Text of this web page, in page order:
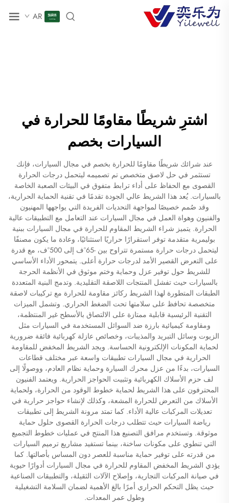
AR
اشترِ شريطًا مقاومًا للحرارة في
السيارات بخصم
عند شرائك شريطًا مقاومًا للحرارة بخصم في مجال السيارات، فإنك
تستثمر في حل لاصق متخصص تم تصميمه ليتحمل درجات الحرارة
القصوى مع الحفاظ على أداء ترابط متفوق في البيئات الصعبة الخاصة
بالسيارات. يُعد هذا الشريط عالي الجودة تقدمًا في تقنية الحماية الحرارية،
وقد صُمم خصيصًا لمواجهة التحديات الفريدة التي يواجهها المهنيون
والفنيون وهواة العمل في مجال السيارات عند التعامل مع التطبيقات عالية
الحرارة. يتميز شراء الشريط المقاوم للحرارة في مجال السيارات ببنية
بوليمرية متقدمة توفر استقرارًا حراريًا استثنائيًا، وعادة ما يكون مصنفًا
ليتحمل درجات حرارة مستمرة تتراوح بين -65°ف إلى 500°ف، مع قدرة
على التعرض القصير الأمد لدرجات حرارة أعلى. يتمحور الأداء الأساسي
للشريط حول توفير عزل وحماية وختم موثوق في الأنظمة الحرجة
بالسيارات حيث تفشل المنتجات اللاصقة التقليدية. وتدمج البنية المتعددة
الطبقات المتطورة لهذا الشريط ركائز مقاومة للحرارة مع تركيبات لاصقة
متخصصة تحافظ على سلامتها تحت الضغط الحراري. وتشمل الميزات
التقنية الرئيسية قابلية ممتازة على الالتصاق بالأسطح غير المنتظمة،
ومقاومة كيميائية بارزة ضد السوائل المستخدمة في السيارات مثل
الزيوت وسائل التبريد والمذيبات، وخصائص عازلة كهربائية فائقة ضرورية
لحماية المكونات الإلكترونية الحساسة. ويجد الشريط المخفض للمقاومة
الحرارية في مجال السيارات تطبيقات واسعة عبر مختلف قطاعات
السيارات، بدءًا من عزل محرك السيارة وحماية نظام العادم، ووصولًا إلى
لف حزم الأسلاك الكهربائية وتثبيت الحواجز الحرارية. ويعتمد الفنيون
المحترفون على هذا الشريط لحماية خطوط الوقود من الحرارة، ولحماية
الأسلاك من التعرض للحرارة المشعة، وكذلك لإنشاء حواجز حرارية في
تعديلات المركبات عالية الأداء. كما تمتد مرونة الشريط إلى تطبيقات
رياضة السيارات حيث تتطلب درجات الحرارة القصوى حلول حماية
موثوقة. وتستخدم مرافق التصنيع هذا المنتج في عمليات خطوط التجميع
التي تنطوي على مكونات ساخنة، بينما تستفيد مشاريع ترميم السيارات
من قدرته على توفير حماية مناسبة للعصر دون المساس بأصالتها. كما
يؤدي الشريط المخفض المقاوم للحرارة في مجال السيارات أدوارًا حيوية
في صيانة المركبات التجارية، وإصلاح الآلات الثقيلة، والتطبيقات الصناعية
حيث يظل التحكم الحراري أمرًا بالغ الأهمية لضمان السلامة التشغيلية
وطول عمر المعدات.